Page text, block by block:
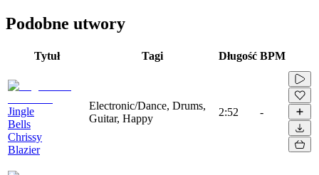
Podobne utwory
Tytuł Tagi Długość BPM
Jingle
Bells
Chrissy
Blazier
Electronic/Dance, Drums,
Guitar, Happy
2:52 -